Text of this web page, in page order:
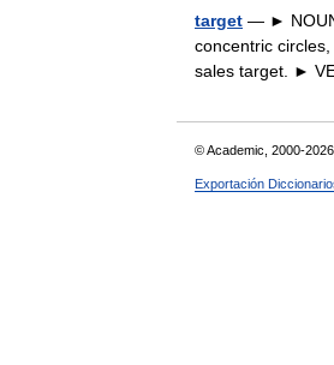
target — ► NOUN
concentric
sales target. ►
© Academic, 2000-2026
Exportación